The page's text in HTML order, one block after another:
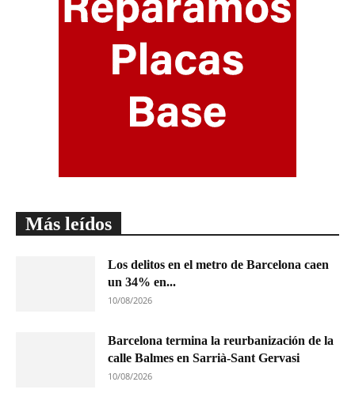
Más leídos
Los delitos en el metro de Barcelona caen
un 34% en...
10/08/2026
Barcelona termina la reurbanización de la
calle Balmes en Sarrià-Sant Gervasi
10/08/2026